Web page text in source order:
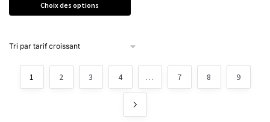
Choix des options
1 2 3 4 … 7 8 9